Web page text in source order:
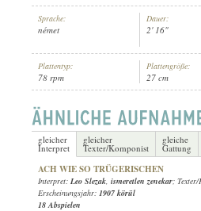
INTERPRET: ISMERETLEN
Sprache:
német
Dauer:
2' 16"
Plattentyp:
78 rpm
Plattengröße:
27 cm
gleicher
Interpret
gleicher
Texter/Komponist
gleiche
Gattung
ACH WIE SO TRÜGERISCHEN
Interpret: Leo Slezak, ismeretlen zenekar;
Erscheinungsjahr: 1907 körül
18 Abspielen